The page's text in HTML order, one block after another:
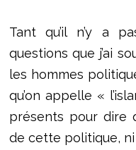
Tant qu’il n’y a
questions que j’ai
les hommes
qu’on appelle «
présents pour dire
de cette politique, ni